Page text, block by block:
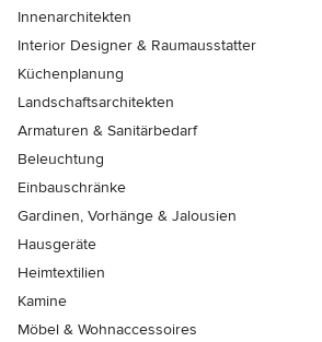
Innenarchitekten
Interior Designer & Raumausstatter
Küchenplanung
Landschaftsarchitekten
Armaturen & Sanitärbedarf
Beleuchtung
Einbauschränke
Gardinen, Vorhänge & Jalousien
Hausgeräte
Heimtextilien
Kamine
Möbel & Wohnaccessoires